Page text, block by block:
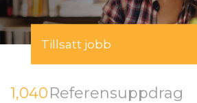
Tillsatt jobb
1,040Referensuppdrag